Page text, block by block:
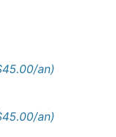
an)
an)